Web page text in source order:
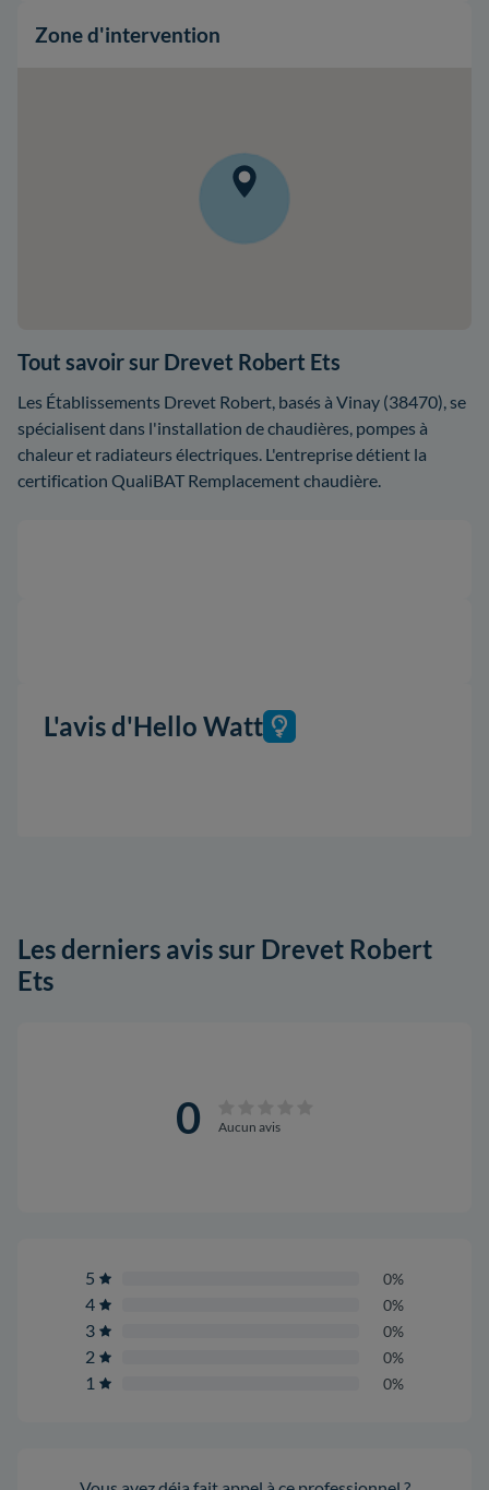
Zone d'intervention
Tout savoir sur Drevet Robert Ets
Les Établissements Drevet Robert, basés à Vinay (38470), se
spécialisent dans l'installation de chaudières, pompes à
chaleur et radiateurs électriques. L'entreprise détient la
certification QualiBAT Remplacement chaudière.
L'avis d'Hello Watt
Les derniers avis sur Drevet Robert
Ets
0 Aucun avis
5 0%
4 0%
3 0%
2 0%
1 0%